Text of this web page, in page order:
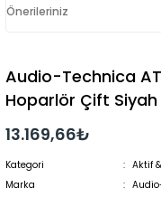
Önerileriniz
Audio-Technica
Hoparlör Çift Siyah
13.169,66₺
Kategori
Aktif
Marka